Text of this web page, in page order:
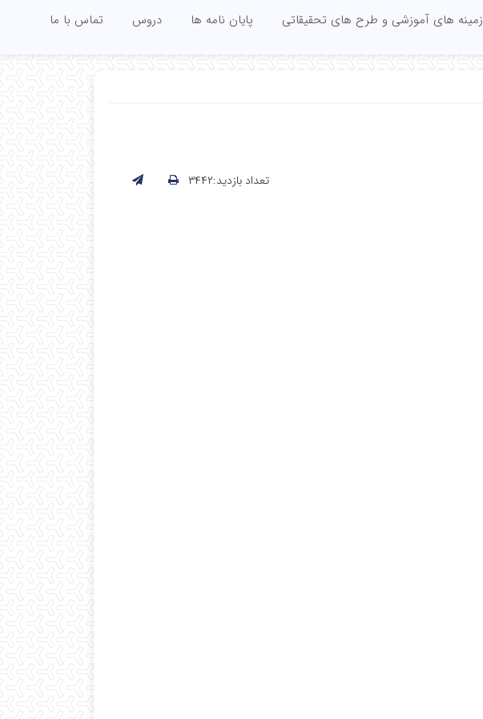
زمینه های آموزشی و طرح های تحقیقاتی پایان نامه ها دروس تماس با ما
تعداد بازدید:۳۴۴۲